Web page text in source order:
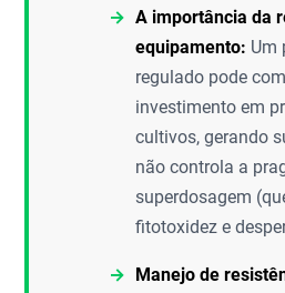
A importância da
equipamento: Um
regulado pode
investimento em
cultivos, gerando
não controla a
superdosagem
fitotoxidez e
Manejo de